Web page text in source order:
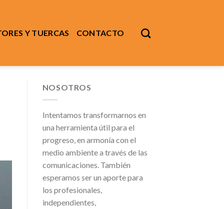
Y TUERCAS CONTACTO
NOSOTROS
Intentamos transformarnos en
una herramienta útil para el
progreso, en armonía con el
medio ambiente a través de las
comunicaciones. También
esperamos ser un aporte para
los profesionales,
independientes,